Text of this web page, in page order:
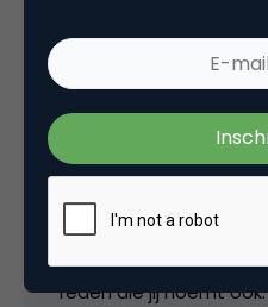
bramkoster
@Serge: in de
het artikel wel: het
betalingen vanuit een
reden die jij noemt